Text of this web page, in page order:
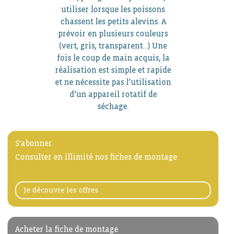
utiliser lorsque les poissons
chassent les petits alevins. A
prévoir en plusieurs couleurs
(vert, gris, transparent…) Une
fois le coup de main acquis, la
réalisation est simple et rapide
et ne nécessite pas l’utilisation
d’un appareil rotatif de
séchage.
S'abonner
Consulter en illimité nos fiches de montage
Je découvre les offres
Acheter la fiche de montage